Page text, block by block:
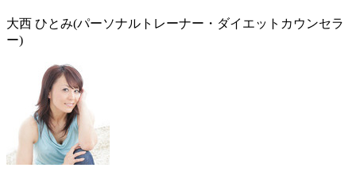
大西 ひとみ(パーソナルトレーナー・ダイエットカウンセラ
ー)